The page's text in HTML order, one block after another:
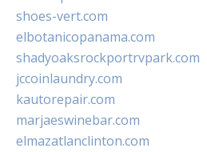
shoes-vert.com
elbotanicopanama.com
shadyoaksrockportrvpark.com
jccoinlaundry.com
kautorepair.com
marjaeswinebar.com
elmazatlanclinton.com